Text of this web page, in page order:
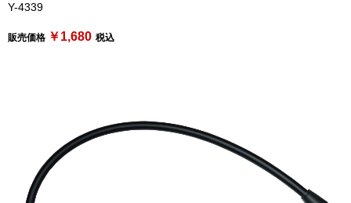
Y-4339
販売価格 ￥1,680 税込